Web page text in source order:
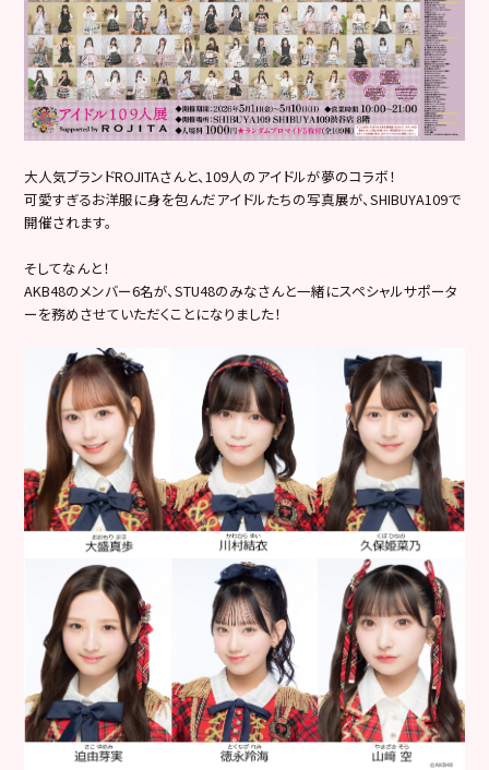
大人気ブランドROJITAさんと、109人のアイドルが夢のコラボ！
可愛すぎるお洋服に身を包んだアイドルたちの写真展が、SHIBUYA109で
開催されます。
そしてなんと！
AKB48のメンバー6名が、STU48のみなさんと一緒にスペシャルサポータ
ーを務めさせていただくことになりました！